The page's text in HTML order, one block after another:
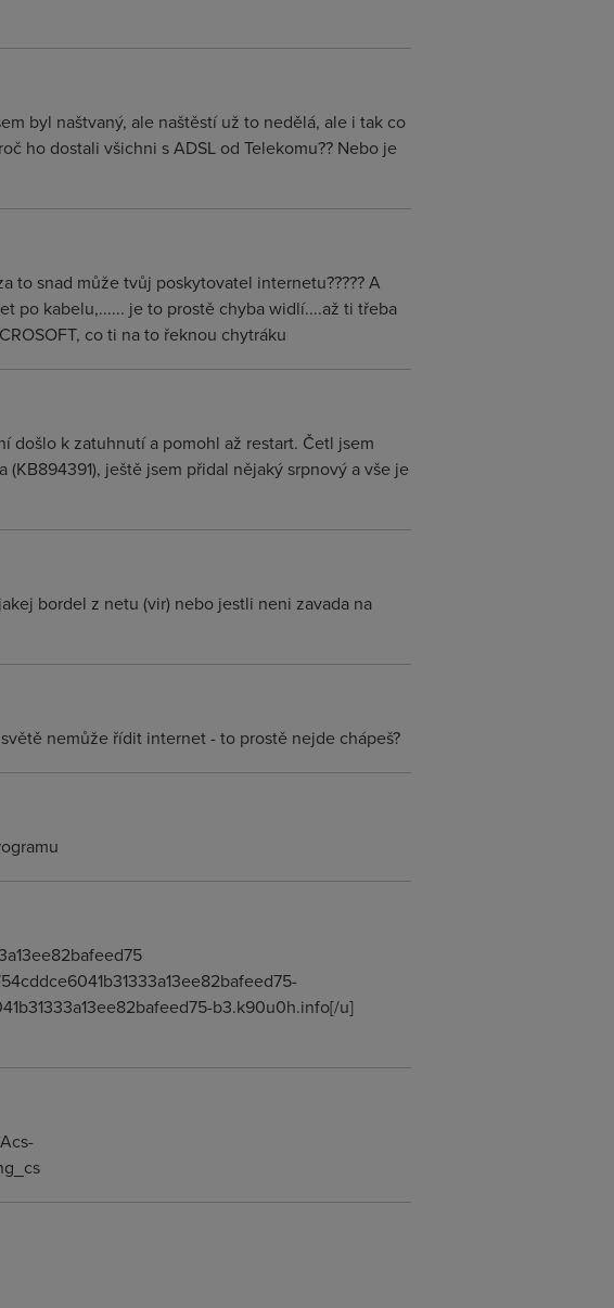
byl naštvaný, ale naštěstí už to nedělá, ale i tak co
ho dostali všichni s ADSL od Telekomu?? Nebo je
to snad může tvůj poskytovatel internetu????? A
po kabelu,...... je to prostě chyba widlí....až ti třeba
co ti na to řeknou chytráku
došlo k zatuhnutí a pomohl až restart. Četl jsem
ještě jsem přidal nějaký srpnový a vše je
bordel z netu (vir) nebo jestli neni zavada na
nemůže řídit internet - to prostě nejde chápeš?
b3.k90u0h.info[/u]